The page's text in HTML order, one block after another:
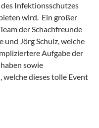
Infektionsschutzes
wird. Ein großer
der Schachfreunde
und Jörg Schulz, welche
Aufgabe der
sowie
dieses tolle Event